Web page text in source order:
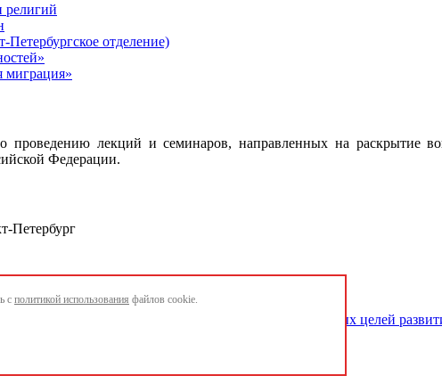
религий
отделение)
миграция»
лекций и семинаров, направленных на раскрытие
Федерации.
Петербург
национальных проектов и достижению национальных целей
с политикой использования файлов cookie.